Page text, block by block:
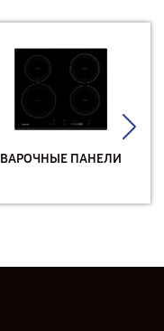
ВАРОЧНЫЕ ПАНЕЛИ